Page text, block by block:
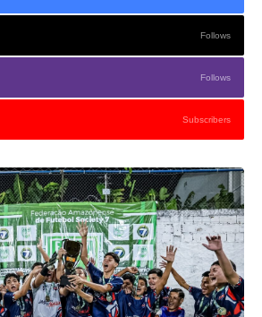
Follows
Follows
Subscribers